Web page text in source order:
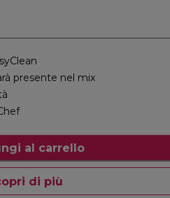
presente nel mix
al carrello
di più